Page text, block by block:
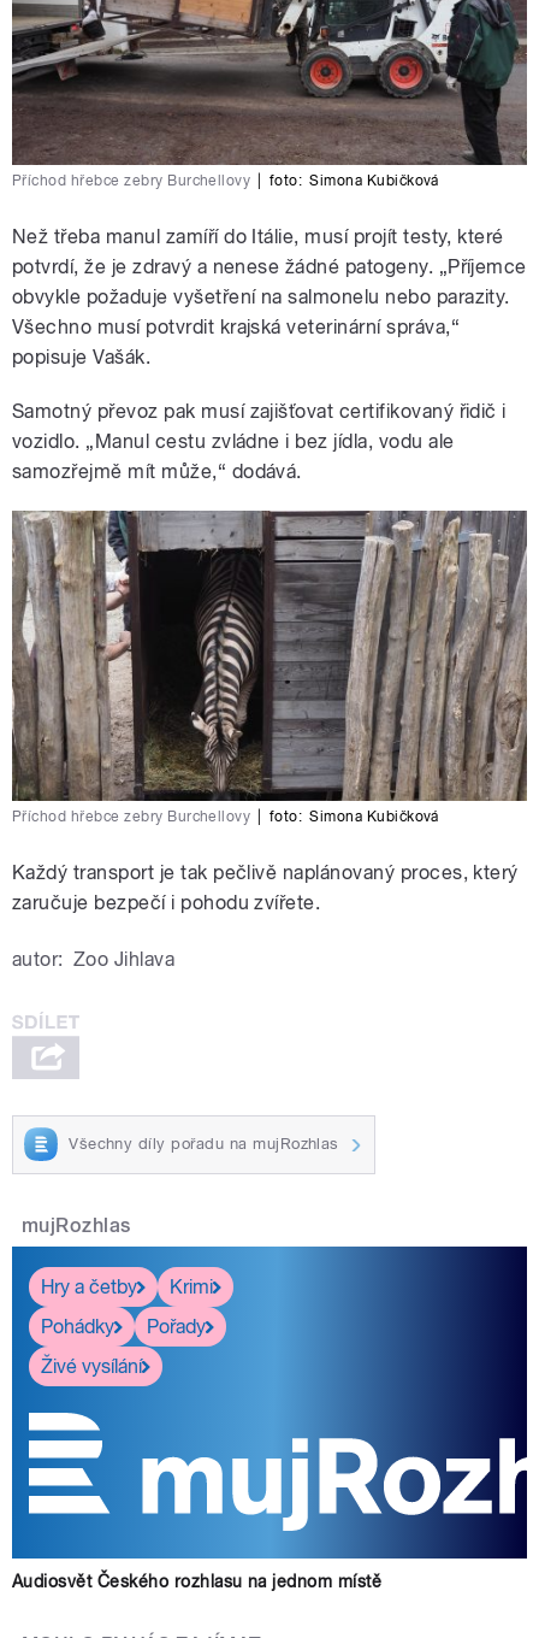
Příchod hřebce zebry Burchellovy foto: Simona Kubičková
Než třeba manul zamíří do Itálie, musí projít testy, které
potvrdí, že je zdravý a nenese žádné patogeny. „Příjemce
obvykle požaduje vyšetření na salmonelu nebo parazity.
Všechno musí potvrdit krajská veterinární správa,“
popisuje Vašák.
Samotný převoz pak musí zajišťovat certifikovaný řidič i
vozidlo. „Manul cestu zvládne i bez jídla, vodu ale
samozřejmě mít může,“ dodává.
Příchod hřebce zebry Burchellovy foto: Simona Kubičková
Každý transport je tak pečlivě naplánovaný proces, který
zaručuje bezpečí i pohodu zvířete.
autor: Zoo Jihlava
Všechny díly pořadu na mujRozhlas
mujRozhlas
Hry a četby
Krimi
Pohádky
Pořady
Živé vysílání
Audiosvět Českého rozhlasu na jednom místě